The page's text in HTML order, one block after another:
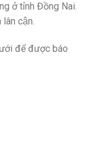
ở tỉnh Đồng Nai.
lân cận.
để được báo